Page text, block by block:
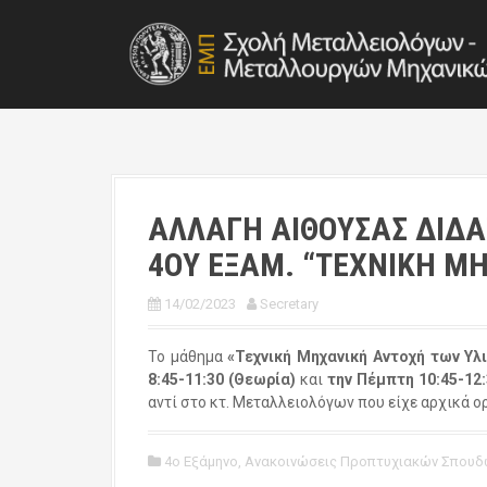
ΑΛΛΑΓΗ ΑΙΘΟΥΣΑΣ
4ΟΥ ΕΞΑΜ. “ΤΕΧΝΙΚΗ
14/02/2023 Secretary
Το μάθημα«Τεχνική Μηχανική Αντοχή των
8:45-11:30 (Θεωρία) και την Πέμπτη 10:45-
αντί στο κτ. Μεταλλειολόγων που είχε αρχικά
4ο Εξάμηνο Ανακοινώσεις Προπτυχιακών